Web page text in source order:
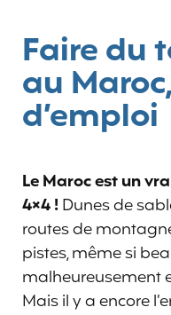
Faire du
au
d’emploi
Le Maroc est un
4×4 !Dunes de
routes de
pistes, même si
malheureusement
Mais il y a encore